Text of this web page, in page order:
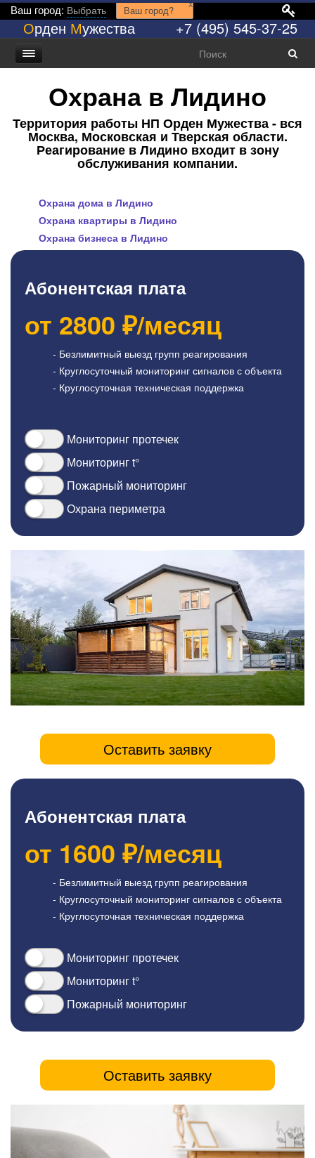
Ваш город: Выбрать Ваш город?
x
Орден Мужества +7 (495) 545-37-25
Охрана в Лидино
Территория работы НП Орден Мужества - вся
Москва, Московская и Тверская области.
Реагирование в Лидино входит в зону
обслуживания компании.
Охрана дома в Лидино
Охрана квартиры в Лидино
Охрана бизнеса в Лидино
Абонентская плата
от 2800 ₽/месяц
- Безлимитный выезд групп реагирования
- Круглосуточный мониторинг сигналов с объекта
- Круглосуточная техническая поддержка
Мониторинг протечек
Мониторинг t°
Пожарный мониторинг
Охрана периметра
Оставить заявку
Абонентская плата
от 1600 ₽/месяц
- Безлимитный выезд групп реагирования
- Круглосуточный мониторинг сигналов с объекта
- Круглосуточная техническая поддержка
Мониторинг протечек
Мониторинг t°
Пожарный мониторинг
Оставить заявку